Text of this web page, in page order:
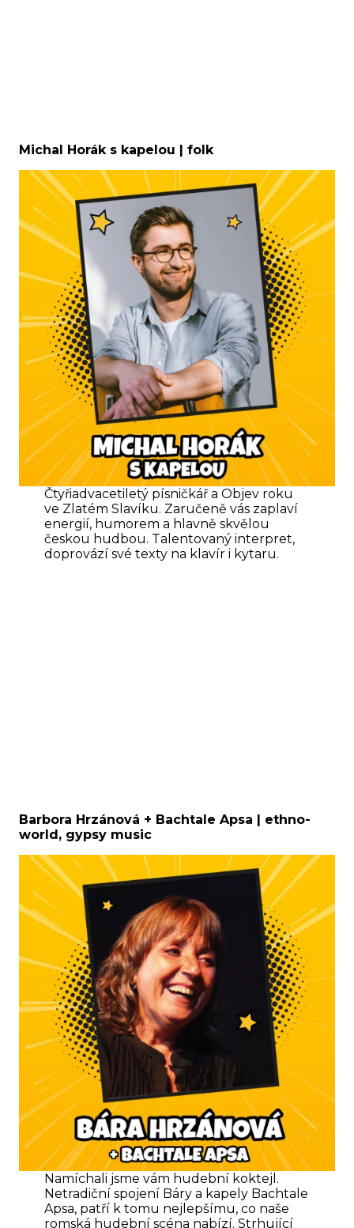
Michal Horák s kapelou | folk
Čtyřiadvacetiletý písničkář a Objev roku
ve Zlatém Slavíku. Zaručeně vás zaplaví
energií, humorem a hlavně skvělou
českou hudbou. Talentovaný interpret,
doprovází své texty na klavír i kytaru.
Barbora Hrzánová + Bachtale Apsa | ethno-
world, gypsy music
Namíchali jsme vám hudební koktejl.
Netradiční spojení Báry a kapely Bachtale
Apsa, patří k tomu nejlepšímu, co naše
romská hudební scéna nabízí. Strhující